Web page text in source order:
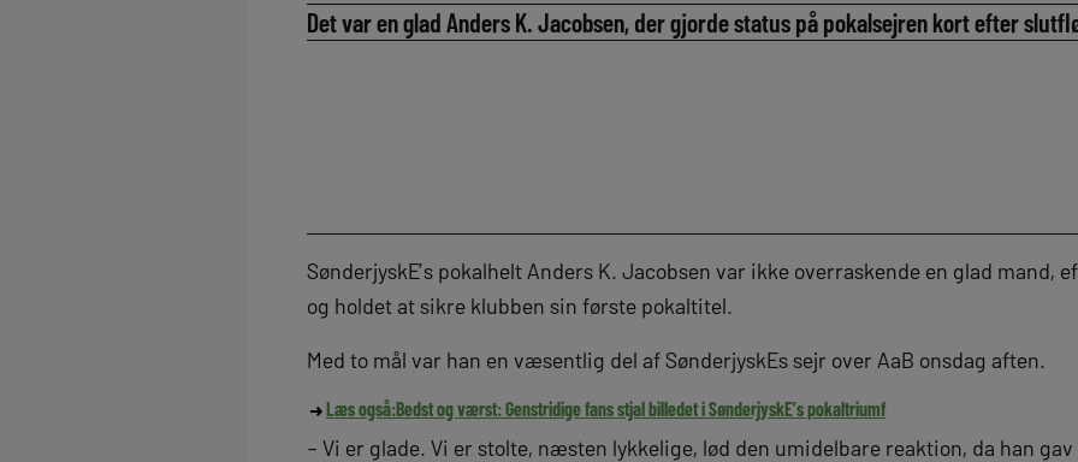
Det var en glad Anders K. Jacobsen, der gjorde status på pokalsejren kort efter
SønderjyskE’s pokalhelt Anders K. Jacobsen var ikke overraskende en glad mand,
og holdet at sikre klubben sin første pokaltitel.
Med to mål var han en væsentlig del af SønderjyskEs sejr over AaB onsdag aften.
Læs også:Bedst og værst: Genstridige fans stjal billedet i SønderjyskE’s pokaltriumf
– Vi er glade. Vi er stolte, næsten lykkelige, lød den umidelbare reaktion, da han